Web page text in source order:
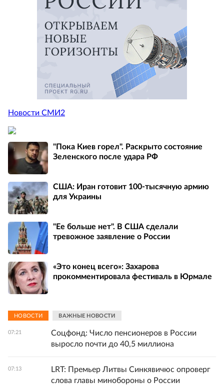
Новости СМИ2
"Пока Киев горел". Раскрыто состояние
Зеленского после удара РФ
США: Иран готовит 100-тысячную армию
для Украины
"Ее больше нет". В США сделали
тревожное заявление о России
«Это конец всего»: Захарова
прокомментировала фестиваль в Юрмале
НОВОСТИ ВАЖНЫЕ НОВОСТИ
07:21
Соцфонд: Число пенсионеров в России
выросло почти до 40,5 миллиона
07:13
LRT: Премьер Литвы Синкявичюс опроверг
слова главы минобороны о России